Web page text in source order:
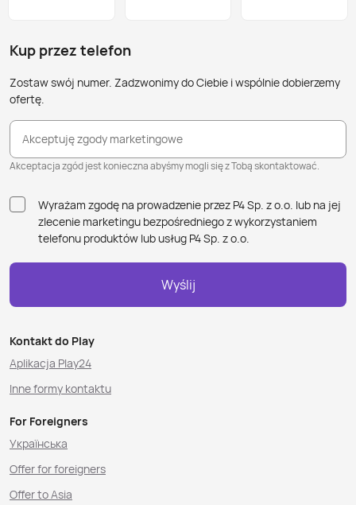
Kup przez telefon
Zostaw swój numer. Zadzwonimy do Ciebie i wspólnie dobierzemy
ofertę.
Akceptuję zgody marketingowe
Akceptacja zgód jest konieczna abyśmy mogli się z Tobą skontaktować.
Wyrażam zgodę na prowadzenie przez P4 Sp. z o.o. lub na jej
zlecenie marketingu bezpośredniego z wykorzystaniem
telefonu produktów lub usług P4 Sp. z o.o.
Wyślij
Kontakt do Play
Aplikacja Play24
Inne formy kontaktu
For Foreigners
Українська
Offer for foreigners
Offer to Asia